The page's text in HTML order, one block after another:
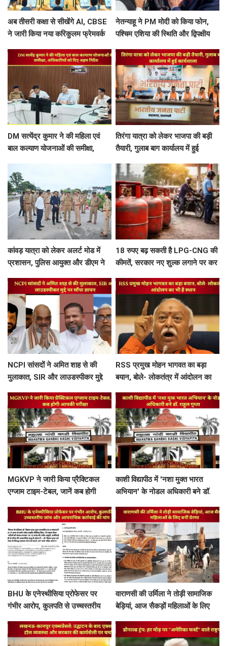
अब तीसरी कक्षा से सीखेंगे AI, CBSE
ने जारी किया नया करिकुलम फ्रेमवर्क
नेतन्याहू ने PM मोदी को किया फोन,
पश्चिम एशिया की स्थिति और द्विपक्षीय
DM सत्येंद्र कुमार ने की महिला एवं
बाल कल्याण योजनाओं की समीक्षा,
तिरंगा यात्रा को लेकर भाजपा की बड़ी
तैयारी, गुलाब बाग कार्यालय में हुई
कांवड़ यात्रा को लेकर अलर्ट मोड में
प्रशासन, पुलिस आयुक्त और डीएम ने
किया निरीक्षण
18 रुपए बढ़ सकती है LPG-CNG की
कीमतें, सरकार नए शुल्क लगाने पर कर
NCPI सांसदों ने अमित शाह से की
मुलाकात, SIR और लाउडस्पीकर मुद्दे
RSS प्रमुख मोहन भागवत का बड़ा
बयान, बोले- लोकतंत्र में आंदोलन का
MGKVP ने जारी किया प्रैक्टिकल
एग्जाम टाइम-टेबल, जानें कब होगी
काशी विद्यापीठ में 'नशा मुक्त भारत
अभियान' के नोडल अधिकारी बने डॉ.
BHU के एनेस्थीसिया प्रोफेसर पर
गंभीर आरोप, कुलपति से उच्चस्तरीय
वाराणसी की उर्मिला ने तोड़ी सामाजिक
बेड़ियां, आज सैकड़ों महिलाओं के लिए